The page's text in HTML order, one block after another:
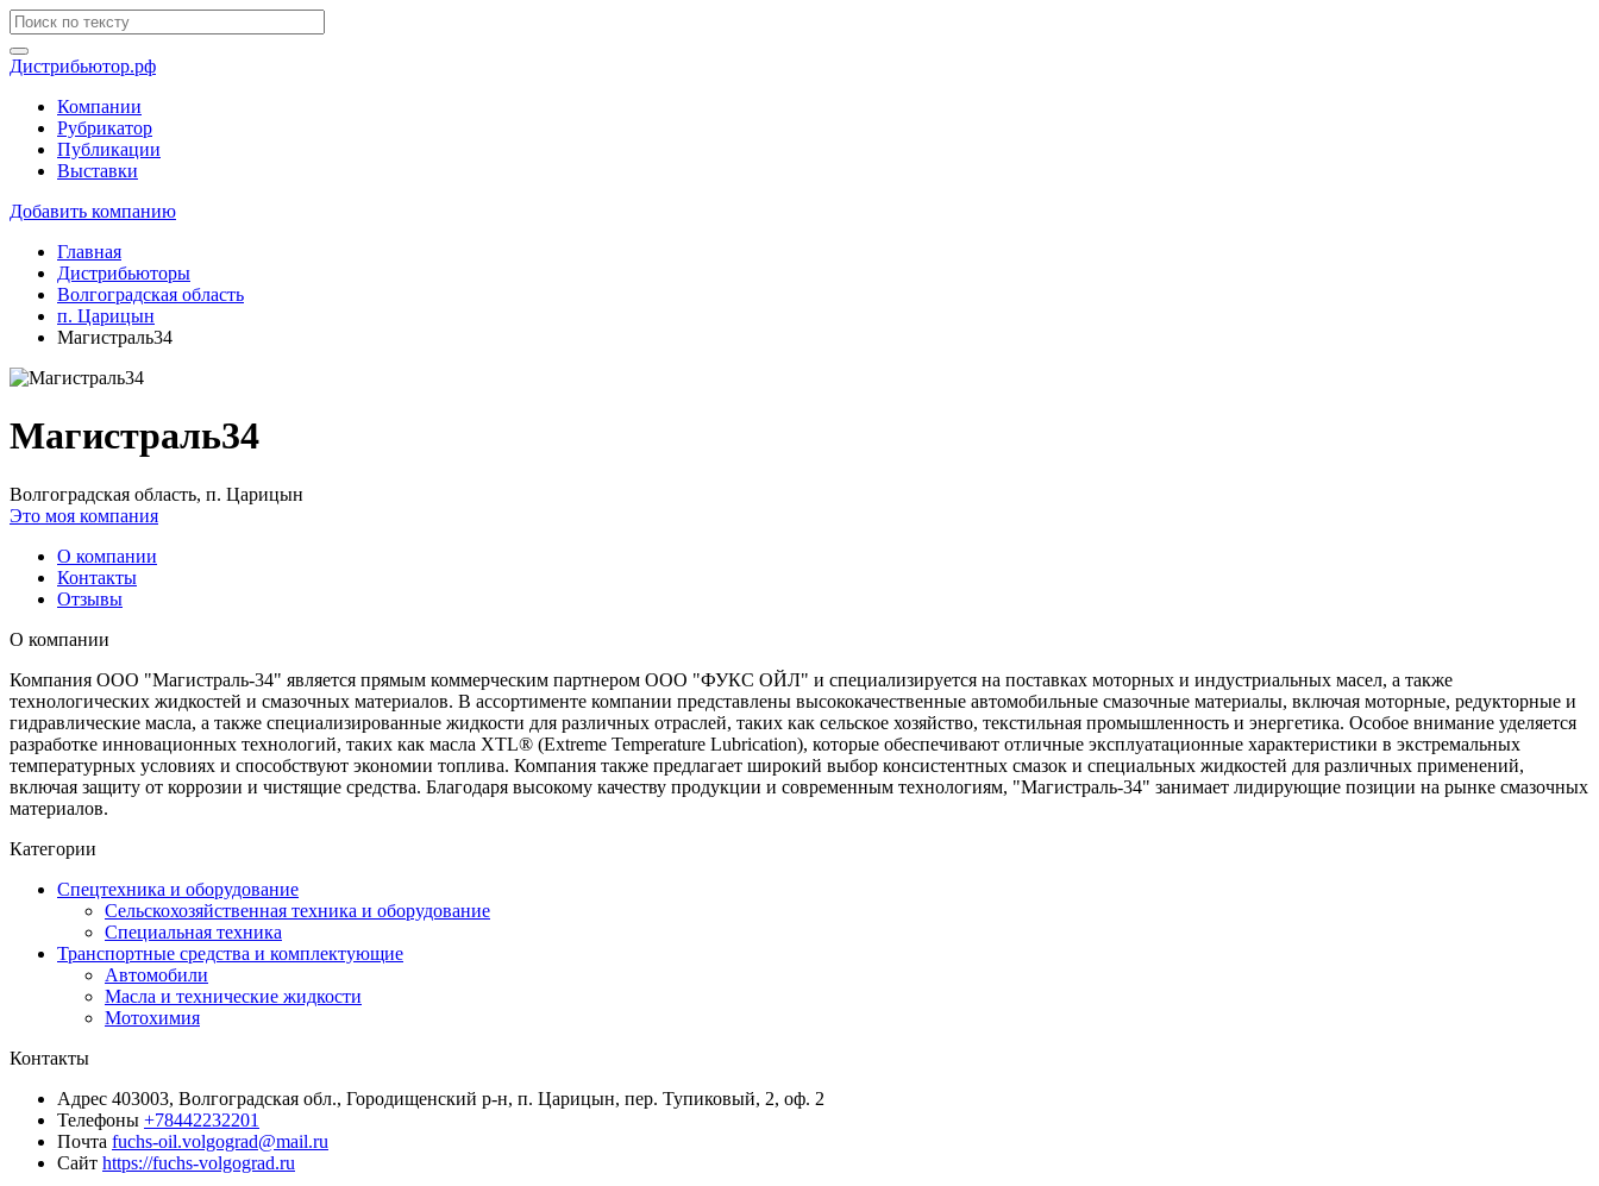
Дистрибьютор.рф
Компании
Рубрикатор
Публикации
Выставки
Добавить компанию
Главная
Дистрибьюторы
Волгоградская область
п. Царицын
Магистраль34
Магистраль34
Волгоградская область, п. Царицын
Это моя компания
О компании
Контакты
Отзывы
О компании
Компания ООО "Магистраль-34" является прямым коммерческим партнером ООО "ФУКС ОЙЛ" и специализируется на поставках моторных и индустриальных масел, а также
технологических жидкостей и смазочных материалов. В ассортименте компании представлены высококачественные автомобильные смазочные материалы, включая моторные, редукторные и
гидравлические масла, а также специализированные жидкости для различных отраслей, таких как сельское хозяйство, текстильная промышленность и энергетика. Особое внимание уделяется
разработке инновационных технологий, таких как масла XTL® (Extreme Temperature Lubrication), которые обеспечивают отличные эксплуатационные характеристики в экстремальных
температурных условиях и способствуют экономии топлива. Компания также предлагает широкий выбор консистентных смазок и специальных жидкостей для различных применений,
включая защиту от коррозии и чистящие средства. Благодаря высокому качеству продукции и современным технологиям, "Магистраль-34" занимает лидирующие позиции на рынке смазочных
материалов.
Категории
Спецтехника и оборудование
Сельскохозяйственная техника и оборудование
Специальная техника
Транспортные средства и комплектующие
Автомобили
Масла и технические жидкости
Мотохимия
Контакты
Адрес 403003, Волгоградская обл., Городищенский р-н, п. Царицын, пер. Тупиковый, 2, оф. 2
Телефоны +78442232201
Почта fuchs-oil.volgograd@mail.ru
Сайт https://fuchs-volgograd.ru